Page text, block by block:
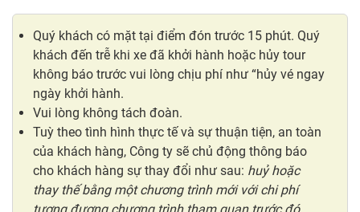
Quý khách có mặt tại điểm đón trước 15 phút. Quý
khách đến trễ khi xe đã khởi hành hoặc hủy tour
không báo trước vui lòng chịu phí như “hủy vé ngay
ngày khởi hành.
Vui lòng không tách đoàn.
Tuỳ theo tình hình thực tế và sự thuận tiện, an toàn
của khách hàng, Công ty sẽ chủ động thông báo
cho khách hàng sự thay đổi như sau: huỷ hoặc
thay thế bằng một chương trình mới với chi phí